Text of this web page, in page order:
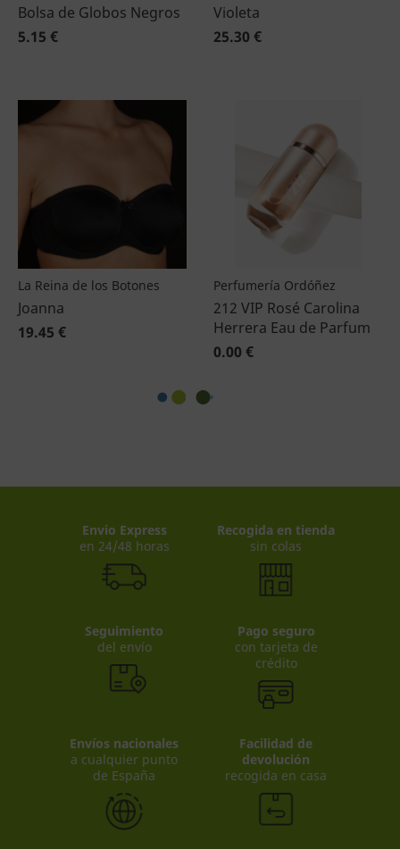
Bolsa de Globos Negros
5.15 €
Violeta
25.30 €
La Reina de los Botones
Joanna
19.45 €
Perfumería Ordóñez
212 VIP Rosé Carolina
Herrera Eau de Parfum
0.00 €
Envio Express
en 24/48 horas
Recogida en tienda
sin colas
Seguimiento
del envío
Pago seguro
con tarjeta de
crédito
Envíos nacionales
a cualquier punto
de España
Facilidad de
devolución
recogida en casa